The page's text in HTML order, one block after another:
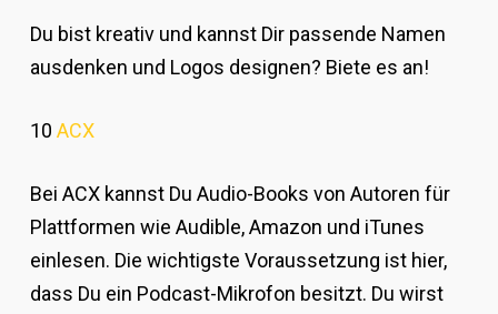
Du bist kreativ und kannst Dir passende Namen
ausdenken und Logos designen? Biete es an!
10 ACX
Bei ACX kannst Du Audio-Books von Autoren für
Plattformen wie Audible, Amazon und iTunes
einlesen. Die wichtigste Voraussetzung ist hier,
dass Du ein Podcast-Mikrofon besitzt. Du wirst